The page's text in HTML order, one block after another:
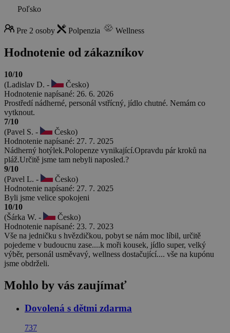
Poľsko
Pre 2 osoby Polpenzia Wellness
Hodnotenie od zákazníkov
10/10
(Ladislav D. -
Česko)
Hodnotenie napísané: 26. 6. 2026
Prostředí nádherné, personál vstřícný, jídlo chutné. Nemám co
vytknout.
7/10
(Pavel S. -
Česko)
Hodnotenie napísané: 27. 7. 2025
Nádherný hotýlek.Polopenze vynikající.Opravdu pár kroků na
pláž.Určitě jsme tam nebyli naposled.?
9/10
(Pavel L. -
Česko)
Hodnotenie napísané: 27. 7. 2025
Byli jsme velice spokojeni
10/10
(Šárka W. -
Česko)
Hodnotenie napísané: 23. 7. 2023
Vše na jedničku s hvězdičkou, pobyt se nám moc líbil, určitě
pojedeme v budoucnu zase....k moři kousek, jídlo super, velký
výběr, personál usměvavý, wellness dostačující.... vše na kupónu
jsme obdrželi.
Mohlo by vás zaujímať
Dovolená s dětmi zdarma
737